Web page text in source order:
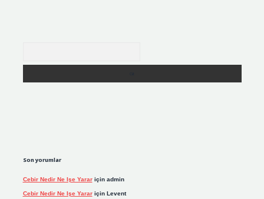
Son yorumlar
Cebir Nedir Ne Işe Yarariçin admin
Cebir Nedir Ne Işe Yarariçin Levent